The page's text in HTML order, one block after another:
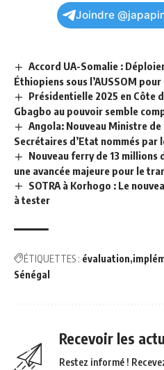
Joindre
Accord UA-Somalie :
Éthiopiens sous l’AUSSOM
Présidentielle 2025 en Côte
Gbagbo au pouvoir semble
Angola: Nouveau Ministre
Secrétaires d’Etat nommés par
Nouveau ferry de 13 millions
une avancée majeure pour le
SOTRA à Korhogo : Le
à tester
ÉTIQUETTES : évaluation
Sénégal
Recevoir les
Restez informé !